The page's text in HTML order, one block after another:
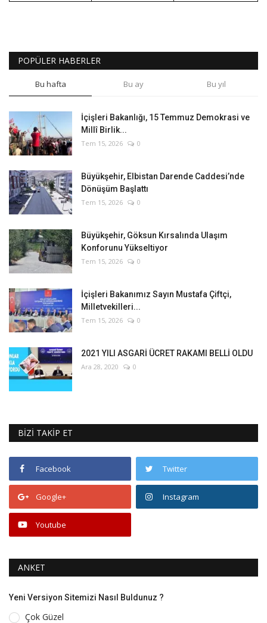
POPÜLER HABERLER
Bu hafta Bu ay Bu yıl
İçişleri Bakanlığı, 15 Temmuz Demokrasi ve
Millî Birlik...
Tem 15, 2026 0
Büyükşehir, Elbistan Darende Caddesi’nde
Dönüşüm Başlattı
Tem 15, 2026 0
Büyükşehir, Göksun Kırsalında Ulaşım
Konforunu Yükseltiyor
Tem 15, 2026 0
İçişleri Bakanımız Sayın Mustafa Çiftçi,
Milletvekilleri...
Tem 15, 2026 0
2021 YILI ASGARİ ÜCRET RAKAMI BELLİ OLDU
Ara 28, 2020 0
BİZİ TAKİP ET
Facebook Twitter
Google+ Instagram
Youtube
ANKET
Yeni Versiyon Sitemizi Nasıl Buldunuz ?
Çok Güzel